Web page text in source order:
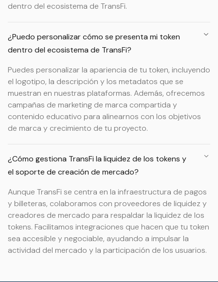
dentro del ecosistema de TransFi.
¿Puedo personalizar cómo se presenta mi token
dentro del ecosistema de TransFi?
Puedes personalizar la apariencia de tu token, incluyendo
el logotipo, la descripción y los metadatos que se
muestran en nuestras plataformas. Además, ofrecemos
campañas de marketing de marca compartida y
contenido educativo para alinearnos con los objetivos
de marca y crecimiento de tu proyecto.
¿Cómo gestiona TransFi la liquidez de los tokens y
el soporte de creación de mercado?
Aunque TransFi se centra en la infraestructura de pagos
y billeteras, colaboramos con proveedores de liquidez y
creadores de mercado para respaldar la liquidez de los
tokens. Facilitamos integraciones que hacen que tu token
sea accesible y negociable, ayudando a impulsar la
actividad del mercado y la participación de los usuarios.